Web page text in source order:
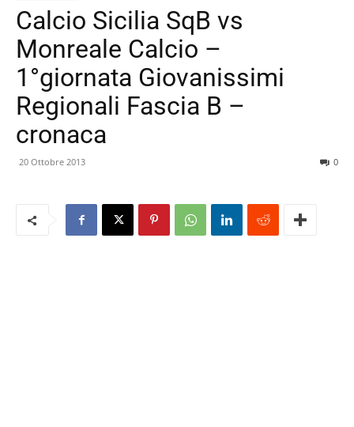
Calcio Sicilia SqB vs
Monreale Calcio –
1°giornata Giovanissimi
Regionali Fascia B –
cronaca
20 Ottobre 2013 0